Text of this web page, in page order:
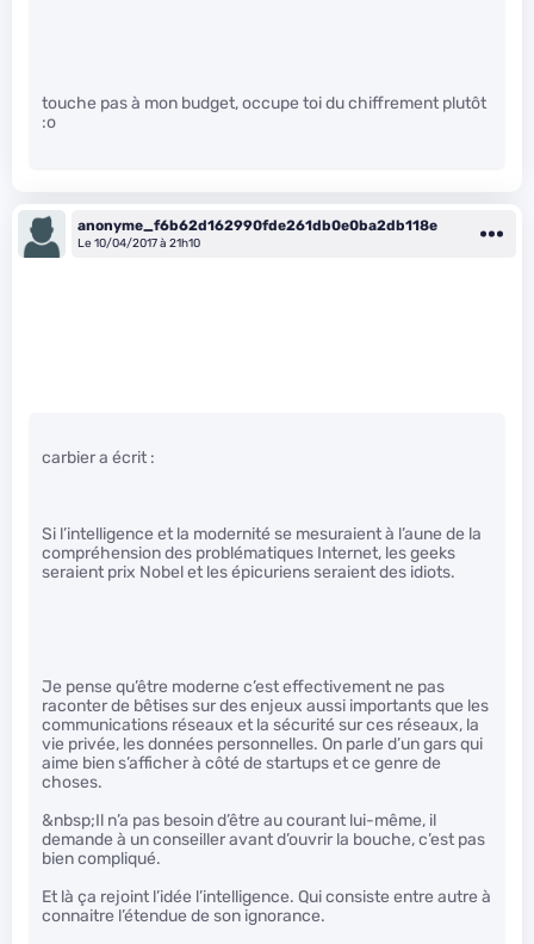
touche pas à mon budget, occupe toi du chiffrement plutôt
:o
anonyme_f6b62d162990fde261db0e0ba2db118e
Le 10/04/2017 à 21h10
carbier a écrit :
Si l’intelligence et la modernité se mesuraient à l’aune de la
compréhension des problématiques Internet, les geeks
seraient prix Nobel et les épicuriens seraient des idiots.
Je pense qu’être moderne c’est effectivement ne pas
raconter de bêtises sur des enjeux aussi importants que les
communications réseaux et la sécurité sur ces réseaux, la
vie privée, les données personnelles. On parle d’un gars qui
aime bien s’afficher à côté de startups et ce genre de
choses.
&nbsp;Il n’a pas besoin d’être au courant lui-même, il
demande à un conseiller avant d’ouvrir la bouche, c’est pas
bien compliqué.
Et là ça rejoint l’idée l’intelligence. Qui consiste entre autre à
connaitre l’étendue de son ignorance.